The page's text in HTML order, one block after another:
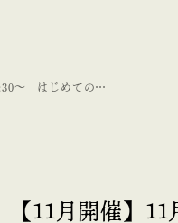
〜「はじめての家
【11月開催】